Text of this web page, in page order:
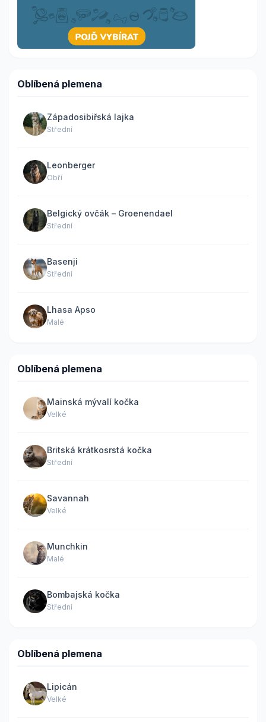
Oblíbená plemena
Západosibiřská lajka
Střední
Leonberger
Obří
Belgický ovčák – Groenendael
Střední
Basenji
Střední
Lhasa Apso
Malé
Oblíbená plemena
Mainská mývalí kočka
Velké
Britská krátkosrstá kočka
Střední
Savannah
Velké
Munchkin
Malé
Bombajská kočka
Střední
Oblíbená plemena
Lipicán
Velké